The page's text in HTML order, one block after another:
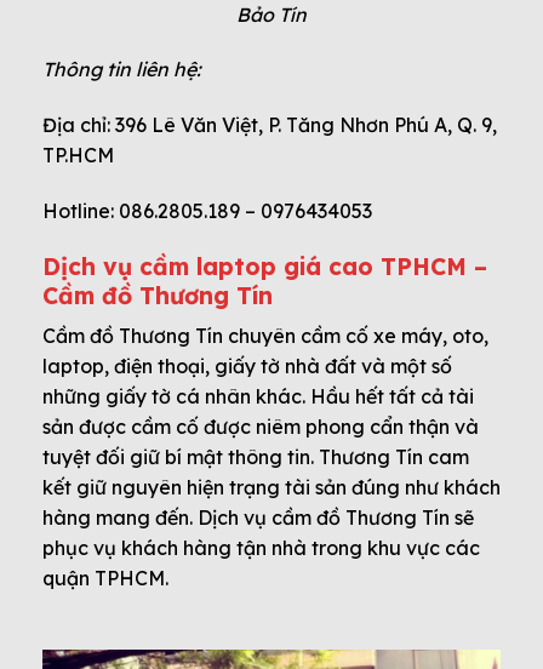
Bảo Tín
Thông tin liên hệ:
Địa chỉ: 396 Lê Văn Việt, P. Tăng Nhơn Phú A, Q. 9,
TP.HCM
Hotline: 086.2805.189 – 0976434053
Dịch vụ cầm laptop giá cao TPHCM –
Cầm đồ Thương Tín
Cầm đồ Thương Tín chuyên cầm cố xe máy, oto,
laptop, điện thoại, giấy tờ nhà đất và một số
những giấy tờ cá nhân khác. Hầu hết tất cả tài
sản được cầm cố được niêm phong cẩn thận và
tuyệt đối giữ bí mật thông tin. Thương Tín cam
kết giữ nguyên hiện trạng tài sản đúng như khách
hàng mang đến. Dịch vụ cầm đồ Thương Tín sẽ
phục vụ khách hàng tận nhà trong khu vực các
quận TPHCM.